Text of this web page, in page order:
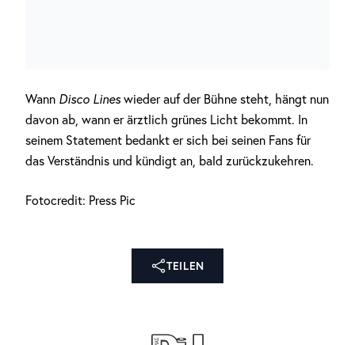
Wann Disco Lineswieder auf der Bühne steht, hängt nun
davon ab, wann er ärztlich grünes Licht bekommt. In
seinem Statement bedankt er sich bei seinen Fans für
das Verständnis und kündigt an, bald zurückzukehren.
Fotocredit: Press Pic
TEILEN